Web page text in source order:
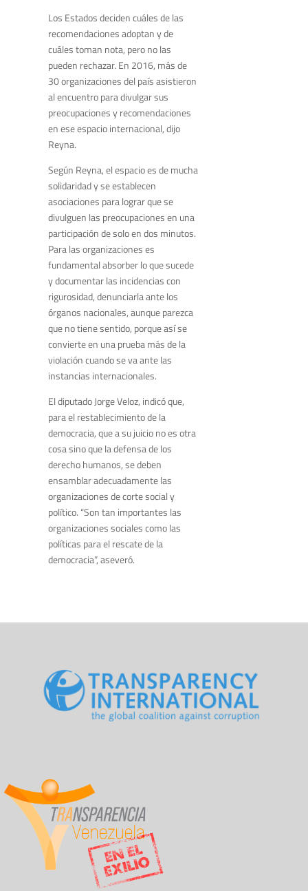
Los Estados deciden cuáles de las
recomendaciones adoptan y de
cuáles toman nota, pero no las
pueden rechazar. En 2016, más de
30 organizaciones del país asistieron
al encuentro para divulgar sus
preocupaciones y recomendaciones
en ese espacio internacional, dijo
Reyna.
Según Reyna, el espacio es de mucha
solidaridad y se establecen
asociaciones para lograr que se
divulguen las preocupaciones en una
participación de solo en dos minutos.
Para las organizaciones es
fundamental absorber lo que sucede
y documentar las incidencias con
rigurosidad, denunciarla ante los
órganos nacionales, aunque parezca
que no tiene sentido, porque así se
convierte en una prueba más de la
violación cuando se va ante las
instancias internacionales.
El diputado Jorge Veloz, indicó que,
para el restablecimiento de la
democracia, que a su juicio no es otra
cosa sino que la defensa de los
derecho humanos, se deben
ensamblar adecuadamente las
organizaciones de corte social y
político. “Son tan importantes las
organizaciones sociales como las
políticas para el rescate de la
democracia”, aseveró.